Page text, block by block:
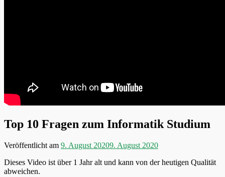
Top 10 Fragen zum Informatik Studium
Veröffentlicht am 9. August 20209. August 2020
Dieses Video ist über 1 Jahr alt und kann von der heutigen Qualität
abweichen.